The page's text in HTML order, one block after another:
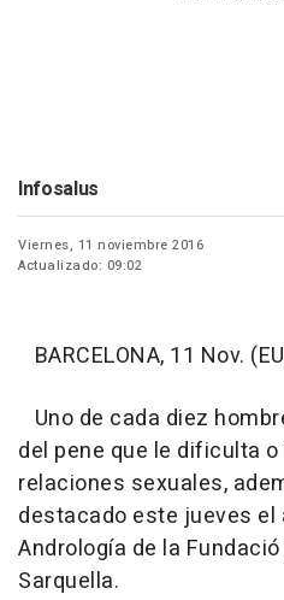
Infosalus
Viernes, 11 noviembre 2016
Actualizado: 09:02
BARCELONA, 11 Nov.
Uno de cada diez
del pene que le dificulta
relaciones sexuales,
destacado este jueves el
Andrología de la
Sarquella.